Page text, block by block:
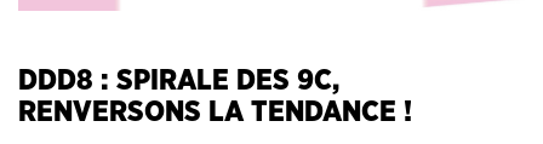
LE CREFAC
L’OBSERVATOIRE DES CADRES
DDD8 : SPIRALE DES 9C,
RENVERSONS LA TENDANCE !